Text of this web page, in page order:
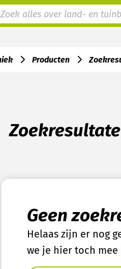
Producten
Geen
Helaas zijn er nog
we je hier toch